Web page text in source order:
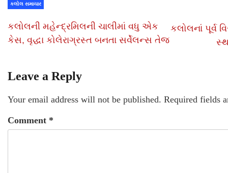
કલોલ સમાચાર
કલોલની મહેન્દ્રમિલની ચાલીમાં વધુ એક
કેસ, વૃદ્ધા કોલેરાગ્રસ્ત બનતા સર્વેલન્સ તેજ
કલોલનાં પૂર્વ
Leave a Reply
Your email address will not be published. Required fields
Comment *